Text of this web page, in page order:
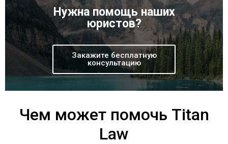
Нужна помощь наших
юристов?
Закажите бесплатную
консультацию
Чем может помочь Titan
Law